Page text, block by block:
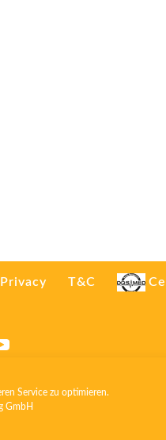
Service zu optimieren.
GmbH
Privacy T&C